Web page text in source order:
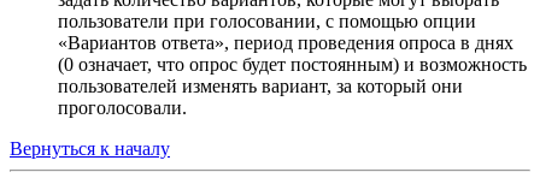
пользователи при голосовании, с помощью опции
«Вариантов ответа», период проведения опроса в днях
(0 означает, что опрос будет постоянным) и возможность
пользователей изменять вариант, за который они
проголосовали.
Вернуться к началу